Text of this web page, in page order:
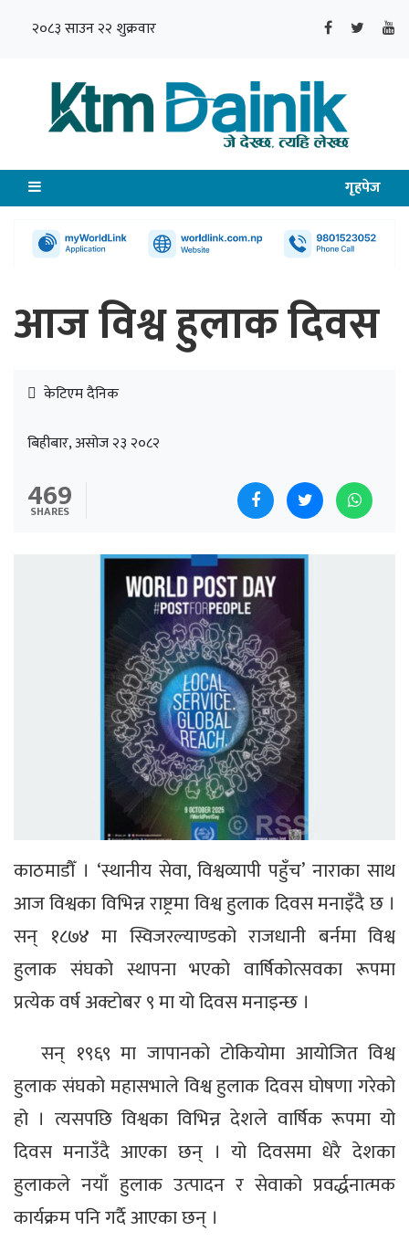
२०८३ साउन २२ शुक्रवार
गृहपेज
आज विश्व हुलाक दिवस
केटिएम दैनिक
बिहीबार, असोज २३ २०८२
469
SHARES
काठमाडौँ । ‘स्थानीय सेवा, विश्वव्यापी पहुँच’ नाराका साथ
आज विश्वका विभिन्न राष्ट्रमा विश्व हुलाक दिवस मनाइँदै छ ।
सन् १८७४ मा स्विजरल्याण्डको राजधानी बर्नमा विश्व
हुलाक संघको स्थापना भएको वार्षिकोत्सवका रूपमा
प्रत्येक वर्ष अक्टोबर ९ मा यो दिवस मनाइन्छ ।
सन् १९६९ मा जापानको टोकियोमा आयोजित विश्व
हुलाक संघको महासभाले विश्व हुलाक दिवस घोषणा गरेको
हो । त्यसपछि विश्वका विभिन्न देशले वार्षिक रूपमा यो
दिवस मनाउँदै आएका छन् । यो दिवसमा धेरै देशका
हुलाकले नयाँ हुलाक उत्पादन र सेवाको प्रवर्द्धनात्मक
कार्यक्रम पनि गर्दै आएका छन् ।